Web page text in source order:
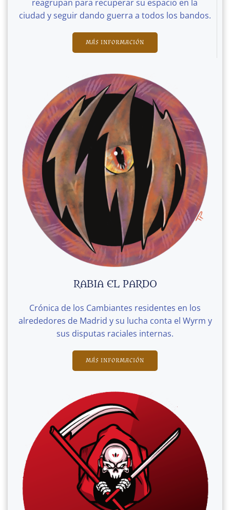
reagrupan para recuperar su espacio en la
ciudad y seguir dando guerra a todos los bandos.
MÁS INFORMACIÓN
RABIA EL PARDO
Crónica de los Cambiantes residentes en los
alrededores de Madrid y su lucha conta el Wyrm y
sus disputas raciales internas.
MÁS INFORMACIÓN